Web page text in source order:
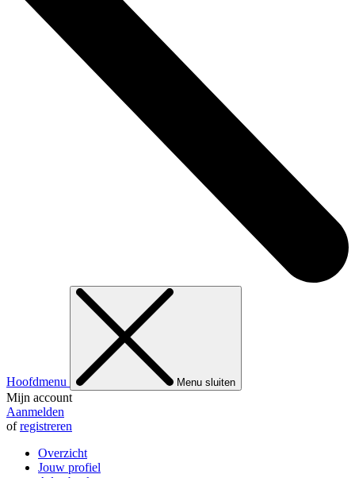
Hoofdmenu Menu sluiten
Mijn account
Aanmelden
ofregistreren
Overzicht
Jouw profiel